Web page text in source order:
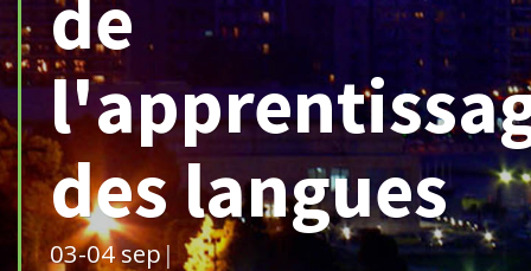
de
des langues
03-04 septembre 2018